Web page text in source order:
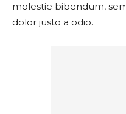
molestie bibendum,
dolor justo a odio.